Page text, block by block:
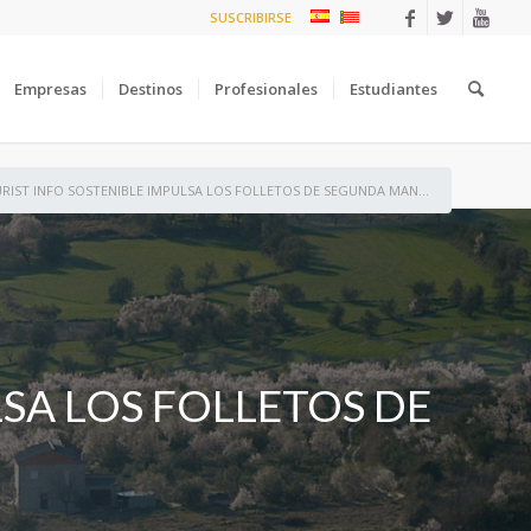
SUSCRIBIRSE
Empresas Destinos Profesionales Estudiantes
INFO SOSTENIBLE IMPULSA LOS FOLLETOS DE SEGUNDA MAN...
LOS FOLLETOS DE